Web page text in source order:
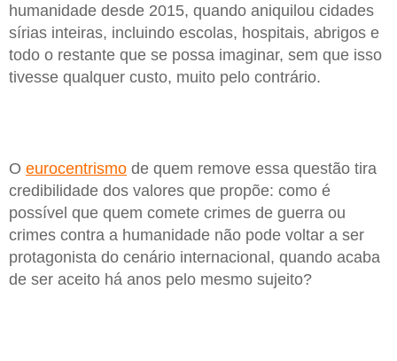
humanidade desde 2015, quando aniquilou cidades
sírias inteiras, incluindo escolas, hospitais, abrigos e
todo o restante que se possa imaginar, sem que isso
tivesse qualquer custo, muito pelo contrário.
O eurocentrismo de quem remove essa questão tira
credibilidade dos valores que propõe: como é
possível que quem comete crimes de guerra ou
crimes contra a humanidade não pode voltar a ser
protagonista do cenário internacional, quando acaba
de ser aceito há anos pelo mesmo sujeito?